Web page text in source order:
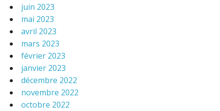
juin 2023
mai 2023
avril 2023
mars 2023
février 2023
janvier 2023
décembre 2022
novembre 2022
octobre 2022